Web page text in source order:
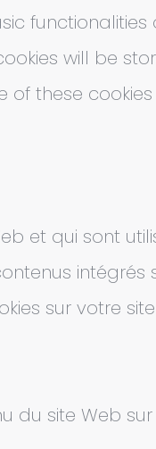
functionalities
will be
of these
et qui sont
intégrés
sur votre
du site Web